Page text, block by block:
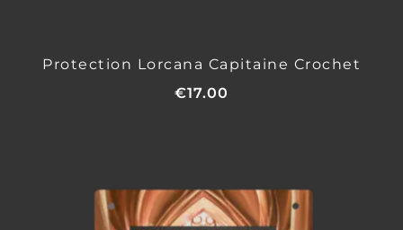
Protection Lorcana Capitaine Crochet
€17.00